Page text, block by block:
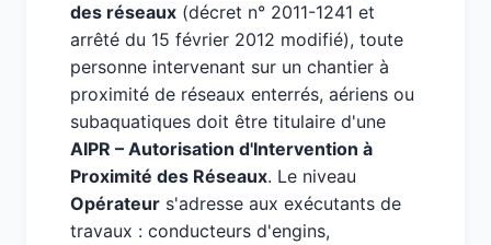
des réseaux (décret n° 2011-1241 et
arrêté du 15 février 2012 modifié), toute
personne intervenant sur un chantier à
proximité de réseaux enterrés, aériens ou
subaquatiques doit être titulaire d'une
AIPR – Autorisation d'Intervention à
Proximité des Réseaux. Le niveau
Opérateur s'adresse aux exécutants de
travaux : conducteurs d'engins,